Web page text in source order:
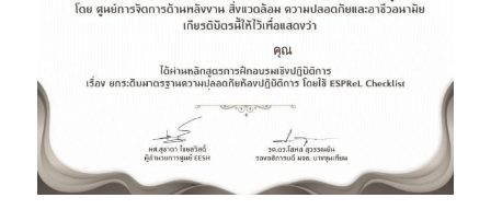
คุณ